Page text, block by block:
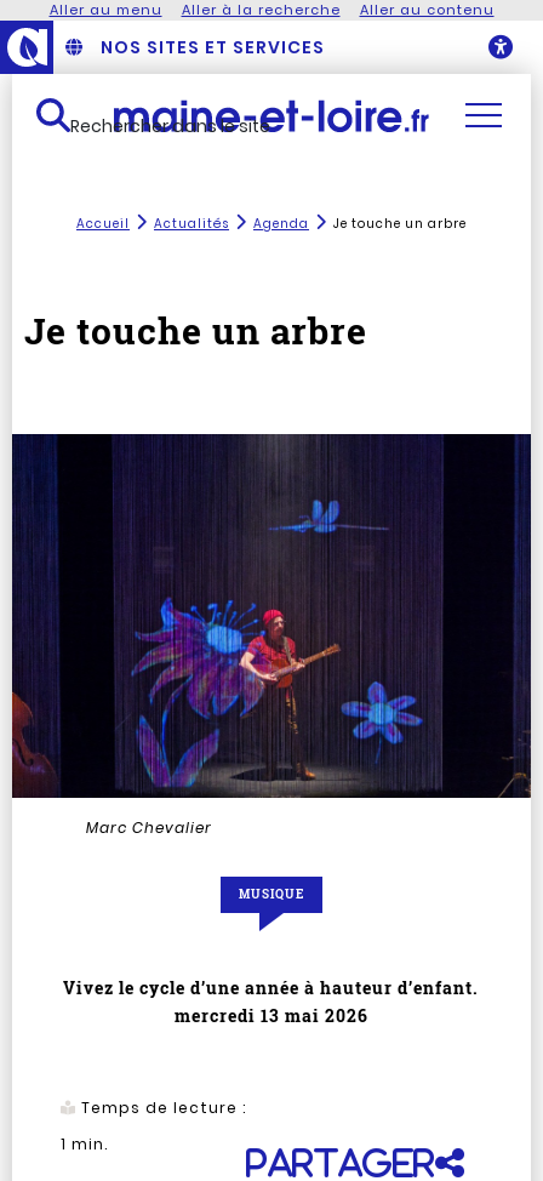
Aller au menu Aller à la recherche Aller au contenu
NOS SITES ET SERVICES
Rechercher dans le site
Accueil Actualités Agenda Je touche un arbre
Je touche un arbre
Marc Chevalier
MUSIQUE
Vivez le cycle d’une année à hauteur d’enfant.
mercredi 13 mai 2026
Temps de lecture :
1 min.
Partager